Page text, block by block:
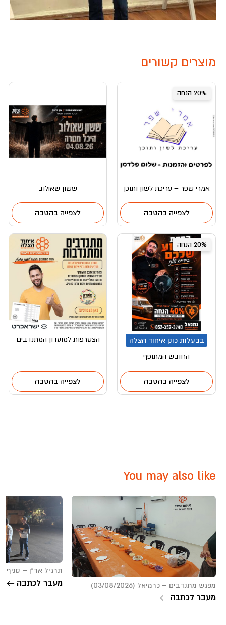
מוצרים קשורים
20% הנחה
אמרי שפר – עריכת לשון ותוכן
לצפייה בהטבה
ששון שאולוב
לצפייה בהטבה
20% הנחה
בבעלות כונן איחוד הצלה
החובש המתופף
לצפייה בהטבה
הצטרפות למועדון המתנדבים
לצפייה בהטבה
You may also like
מפגש מתנדבים – כרמיאל (03/08/2026)
מעבר לכתבה
תרגיל אר”ן – סניף שרונים
מעבר לכתבה